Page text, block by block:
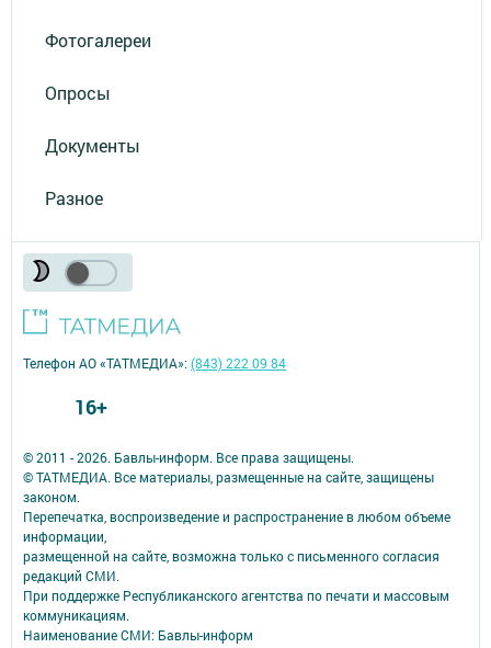
Фотогалереи
Опросы
Документы
Разное
© 2011 - 2026. Бавлы-информ. Все права защищены.
© ТАТМЕДИА. Все материалы, размещенные на сайте, защищены
законом.
Перепечатка, воспроизведение и распространение в любом объеме
информации,
размещенной на сайте, возможна только с письменного согласия
редакций СМИ.
При поддержке Республиканского агентства по печати и массовым
коммуникациям.
Наименование СМИ: Бавлы-информ
Телефон АО «ТАТМЕДИА»:(843) 222 09 84
16+